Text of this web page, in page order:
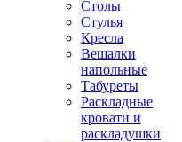
Столы
Стулья
Кресла
Вешалки
напольные
Табуреты
Раскладные
кровати и
раскладушки